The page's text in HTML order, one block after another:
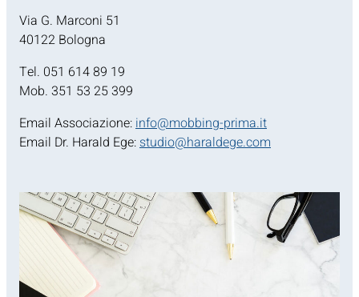
Via G. Marconi 51
40122 Bologna
Tel. 051 614 89 19
Mob. 351 53 25 399
Email Associazione:info@mobbing-prima.it
Email Dr. Harald Ege:studio@haraldege.com